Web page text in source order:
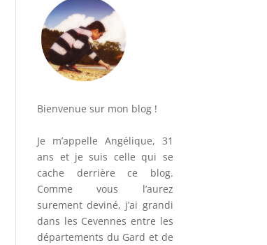
Bienvenue sur mon blog !
Je m’appelle Angélique, 31
ans et je suis celle qui se
cache derrière ce blog.
Comme vous l’aurez
surement deviné, j’ai grandi
dans les Cevennes entre les
départements du Gard et de